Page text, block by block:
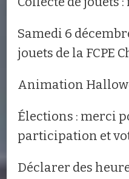
Samedi 6
jouets de la FCPE
Animation
Élections : merci
participation et
Déclarer des